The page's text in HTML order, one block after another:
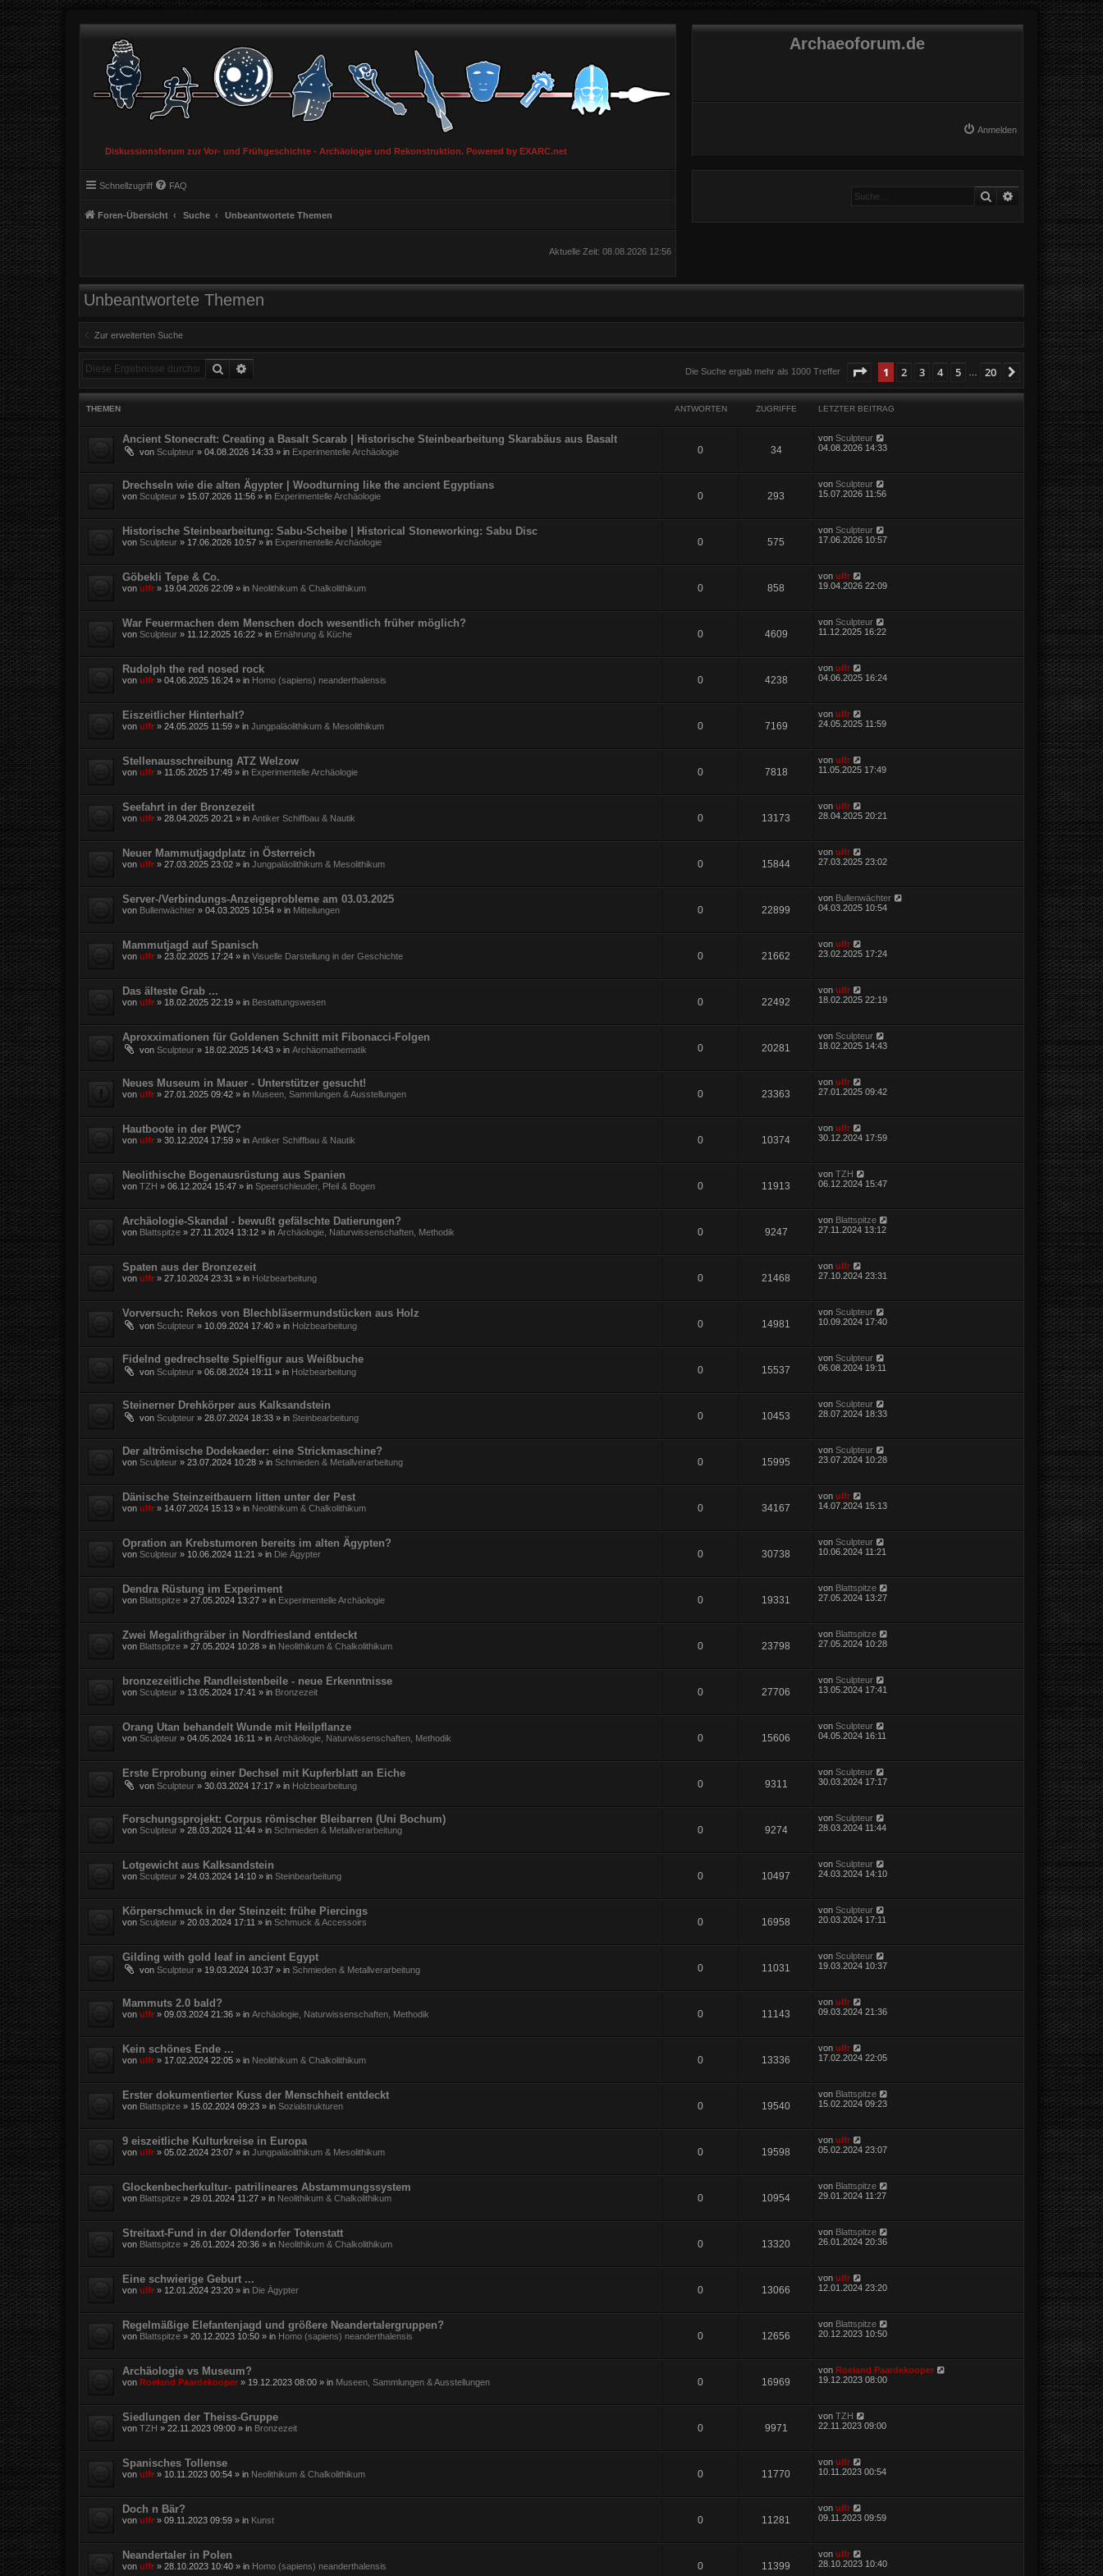
Diskussionsforum zur Vor- und Frühgeschichte - Archäologie und Rekonstruktion. Powered by EXARC.net
Archaeoforum.de
Anmelden
Schnellzugriff FAQ
Foren-Übersicht Suche Unbeantwortete Themen
Suche Erweiterte Suche
Aktuelle Zeit: 08.08.2026 12:56
Unbeantwortete Themen
Zur erweiterten Suche
Suche Die Suche ergab mehr als 1000 Treffer Seite von20
1 2 3 4 5 20 Nächste
THEMEN ANTWORTEN ZUGRIFFE LETZTER BEITRAG
Ancient Stonecraft: Creating a Basalt Scarab | Historische Steinbearbeitung Skarabäus aus Basalt
von Sculpteur » 04.08.2026 14:33 » in Experimentelle Archäologie 0 34
von Sculpteur
04.08.2026 14:33
Drechseln wie die alten Ägypter | Woodturning like the ancient Egyptians
von Sculpteur » 15.07.2026 11:56 » in Experimentelle Archäologie 0 293
von Sculpteur
15.07.2026 11:56
Historische Steinbearbeitung: Sabu-Scheibe | Historical Stoneworking: Sabu Disc
von Sculpteur » 17.06.2026 10:57 » in Experimentelle Archäologie 0 575
von Sculpteur
17.06.2026 10:57
Göbekli Tepe & Co.
von ulfr » 19.04.2026 22:09 » in Neolithikum & Chalkolithikum 0 858
von ulfr
19.04.2026 22:09
War Feuermachen dem Menschen doch wesentlich früher möglich?
von Sculpteur » 11.12.2025 16:22 » in Ernährung & Küche 0 4609
von Sculpteur
11.12.2025 16:22
Rudolph the red nosed rock
von ulfr » 04.06.2025 16:24 » in Homo (sapiens) neanderthalensis 0 4238
von ulfr
04.06.2025 16:24
Eiszeitlicher Hinterhalt?
von ulfr » 24.05.2025 11:59 » in Jungpaläolithikum & Mesolithikum 0 7169
von ulfr
24.05.2025 11:59
Stellenausschreibung ATZ Welzow
von ulfr » 11.05.2025 17:49 » in Experimentelle Archäologie 0 7818
von ulfr
11.05.2025 17:49
Seefahrt in der Bronzezeit
von ulfr » 28.04.2025 20:21 » in Antiker Schiffbau & Nautik 0 13173
von ulfr
28.04.2025 20:21
Neuer Mammutjagdplatz in Österreich
von ulfr » 27.03.2025 23:02 » in Jungpaläolithikum & Mesolithikum 0 15844
von ulfr
27.03.2025 23:02
Server-/Verbindungs-Anzeigeprobleme am 03.03.2025
von Bullenwächter » 04.03.2025 10:54 » in Mitteilungen 0 22899
von Bullenwächter
04.03.2025 10:54
Mammutjagd auf Spanisch
von ulfr » 23.02.2025 17:24 » in Visuelle Darstellung in der Geschichte 0 21662
von ulfr
23.02.2025 17:24
Das älteste Grab ...
von ulfr » 18.02.2025 22:19 » in Bestattungswesen 0 22492
von ulfr
18.02.2025 22:19
Aproxximationen für Goldenen Schnitt mit Fibonacci-Folgen
von Sculpteur » 18.02.2025 14:43 » in Archäomathematik 0 20281
von Sculpteur
18.02.2025 14:43
Neues Museum in Mauer - Unterstützer gesucht!
von ulfr » 27.01.2025 09:42 » in Museen, Sammlungen & Ausstellungen 0 23363
von ulfr
27.01.2025 09:42
Hautboote in der PWC?
von ulfr » 30.12.2024 17:59 » in Antiker Schiffbau & Nautik 0 10374
von ulfr
30.12.2024 17:59
Neolithische Bogenausrüstung aus Spanien
von TZH » 06.12.2024 15:47 » in Speerschleuder, Pfeil & Bogen 0 11913
von TZH
06.12.2024 15:47
Archäologie-Skandal - bewußt gefälschte Datierungen?
von Blattspitze » 27.11.2024 13:12 » in Archäologie, Naturwissenschaften, Methodik 0 9247
von Blattspitze
27.11.2024 13:12
Spaten aus der Bronzezeit
von ulfr » 27.10.2024 23:31 » in Holzbearbeitung 0 21468
von ulfr
27.10.2024 23:31
Vorversuch: Rekos von Blechbläsermundstücken aus Holz
von Sculpteur » 10.09.2024 17:40 » in Holzbearbeitung 0 14981
von Sculpteur
10.09.2024 17:40
Fidelnd gedrechselte Spielfigur aus Weißbuche
von Sculpteur » 06.08.2024 19:11 » in Holzbearbeitung 0 15537
von Sculpteur
06.08.2024 19:11
Steinerner Drehkörper aus Kalksandstein
von Sculpteur » 28.07.2024 18:33 » in Steinbearbeitung 0 10453
von Sculpteur
28.07.2024 18:33
Der altrömische Dodekaeder: eine Strickmaschine?
von Sculpteur » 23.07.2024 10:28 » in Schmieden & Metallverarbeitung 0 15995
von Sculpteur
23.07.2024 10:28
Dänische Steinzeitbauern litten unter der Pest
von ulfr » 14.07.2024 15:13 » in Neolithikum & Chalkolithikum 0 34167
von ulfr
14.07.2024 15:13
Opration an Krebstumoren bereits im alten Ägypten?
von Sculpteur » 10.06.2024 11:21 » in Die Ägypter 0 30738
von Sculpteur
10.06.2024 11:21
Dendra Rüstung im Experiment
von Blattspitze » 27.05.2024 13:27 » in Experimentelle Archäologie 0 19331
von Blattspitze
27.05.2024 13:27
Zwei Megalithgräber in Nordfriesland entdeckt
von Blattspitze » 27.05.2024 10:28 » in Neolithikum & Chalkolithikum 0 23798
von Blattspitze
27.05.2024 10:28
bronzezeitliche Randleistenbeile - neue Erkenntnisse
von Sculpteur » 13.05.2024 17:41 » in Bronzezeit 0 27706
von Sculpteur
13.05.2024 17:41
Orang Utan behandelt Wunde mit Heilpflanze
von Sculpteur » 04.05.2024 16:11 » in Archäologie, Naturwissenschaften, Methodik 0 15606
von Sculpteur
04.05.2024 16:11
Erste Erprobung einer Dechsel mit Kupferblatt an Eiche
von Sculpteur » 30.03.2024 17:17 » in Holzbearbeitung 0 9311
von Sculpteur
30.03.2024 17:17
Forschungsprojekt: Corpus römischer Bleibarren (Uni Bochum)
von Sculpteur » 28.03.2024 11:44 » in Schmieden & Metallverarbeitung 0 9274
von Sculpteur
28.03.2024 11:44
Lotgewicht aus Kalksandstein
von Sculpteur » 24.03.2024 14:10 » in Steinbearbeitung 0 10497
von Sculpteur
24.03.2024 14:10
Körperschmuck in der Steinzeit: frühe Piercings
von Sculpteur » 20.03.2024 17:11 » in Schmuck & Accessoirs 0 16958
von Sculpteur
20.03.2024 17:11
Gilding with gold leaf in ancient Egypt
von Sculpteur » 19.03.2024 10:37 » in Schmieden & Metallverarbeitung 0 11031
von Sculpteur
19.03.2024 10:37
Mammuts 2.0 bald?
von ulfr » 09.03.2024 21:36 » in Archäologie, Naturwissenschaften, Methodik 0 11143
von ulfr
09.03.2024 21:36
Kein schönes Ende ...
von ulfr » 17.02.2024 22:05 » in Neolithikum & Chalkolithikum 0 13336
von ulfr
17.02.2024 22:05
Erster dokumentierter Kuss der Menschheit entdeckt
von Blattspitze » 15.02.2024 09:23 » in Sozialstrukturen 0 19540
von Blattspitze
15.02.2024 09:23
9 eiszeitliche Kulturkreise in Europa
von ulfr » 05.02.2024 23:07 » in Jungpaläolithikum & Mesolithikum 0 19598
von ulfr
05.02.2024 23:07
Glockenbecherkultur- patrilineares Abstammungssystem
von Blattspitze » 29.01.2024 11:27 » in Neolithikum & Chalkolithikum 0 10954
von Blattspitze
29.01.2024 11:27
Streitaxt-Fund in der Oldendorfer Totenstatt
von Blattspitze » 26.01.2024 20:36 » in Neolithikum & Chalkolithikum 0 13320
von Blattspitze
26.01.2024 20:36
Eine schwierige Geburt ...
von ulfr » 12.01.2024 23:20 » in Die Ägypter 0 13066
von ulfr
12.01.2024 23:20
Regelmäßige Elefantenjagd und größere Neandertalergruppen?
von Blattspitze » 20.12.2023 10:50 » in Homo (sapiens) neanderthalensis 0 12656
von Blattspitze
20.12.2023 10:50
Archäologie vs Museum?
von Roeland Paardekooper » 19.12.2023 08:00 » in Museen, Sammlungen & Ausstellungen 0 16969
von Roeland Paardekooper
19.12.2023 08:00
Siedlungen der Theiss-Gruppe
von TZH » 22.11.2023 09:00 » in Bronzezeit 0 9971
von TZH
22.11.2023 09:00
Spanisches Tollense
von ulfr » 10.11.2023 00:54 » in Neolithikum & Chalkolithikum 0 11770
von ulfr
10.11.2023 00:54
Doch n Bär?
von ulfr » 09.11.2023 09:59 » in Kunst 0 11281
von ulfr
09.11.2023 09:59
Neandertaler in Polen
von ulfr » 28.10.2023 10:40 » in Homo (sapiens) neanderthalensis 0 11399
von ulfr
28.10.2023 10:40